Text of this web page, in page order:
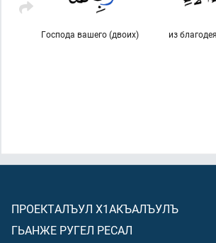
из
Господа вашего (двоих)
ПРОЕКТАЛЪУЛ Х1АКЪАЛЪУЛЪ
ГЬАНЖЕ РУГЕЛ РЕСАЛ